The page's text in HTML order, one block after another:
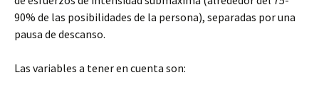
90% de las posibilidades de la persona), separadas por una
pausa de descanso.
Las variables a tener en cuenta son: